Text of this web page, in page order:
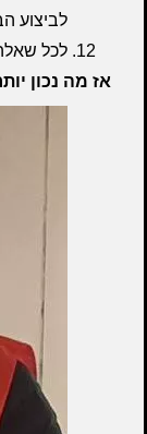
לביצוע
לכל
אז מה נכון